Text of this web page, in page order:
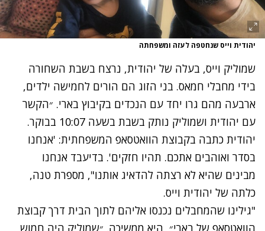
יהודית וייס שנחטפה לעזה ומשפחתה
שמוליק וייס, בעלה של יהודית, נרצח בשבת השחורה
בידי מחבלי חמאס. בני הזוג הם הורים לחמישה ילדים,
ארבעה מהם גרו יחד עם הנכדים בקיבוץ בארי. ״הקשר
עם יהודית ושמוליק נותק בשבת בשעה 10:07 בבוקר.
יהודית כתבה בקבוצת הוואטסאפ המשפחתית: 'אנחנו
בסדר ואוהבים אתכם. תהיו חזקים'. בדיעבד אנחנו
מבינים שהיא לא רצתה להדאיג אותנו", מספרת טנה,
כלתה של יהודית וייס.
"גילינו שהמחבלים נכנסו אליהם לתוך הבית דרך קבוצת
הוואטסאפ של בארי״, היא ממשיכה. ״שמוליק היה חמוש